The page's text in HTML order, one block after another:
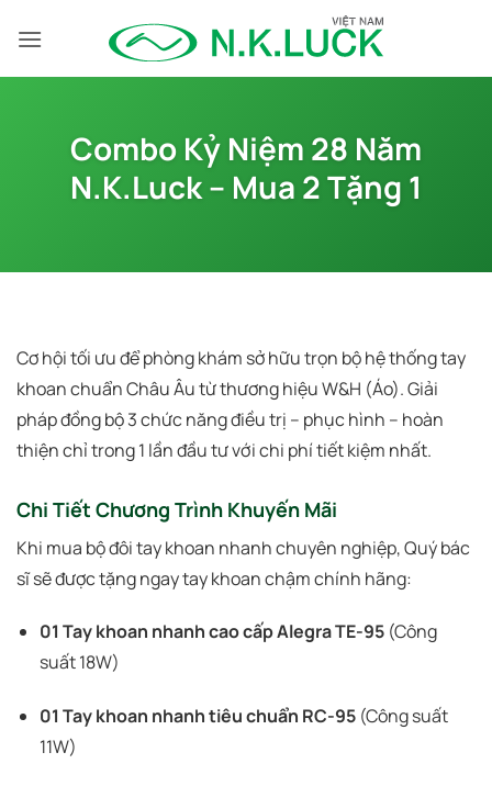
qua
Combo Kỷ Niệm 28 Năm
N.K.Luck – Mua 2 Tặng 1
Cơ hội tối ưu để phòng khám sở hữu trọn bộ hệ thống tay
khoan chuẩn Châu Âu từ thương hiệu W&H (Áo). Giải
pháp đồng bộ 3 chức năng điều trị – phục hình – hoàn
thiện chỉ trong 1 lần đầu tư với chi phí tiết kiệm nhất.
Chi Tiết Chương Trình Khuyến Mãi
Khi mua bộ đôi tay khoan nhanh chuyên nghiệp, Quý bác
sĩ sẽ được tặng ngay tay khoan chậm chính hãng:
01 Tay khoan nhanh cao cấp Alegra TE-95(Công
suất 18W)
01 Tay khoan nhanh tiêu chuẩn RC-95(Công suất
11W)